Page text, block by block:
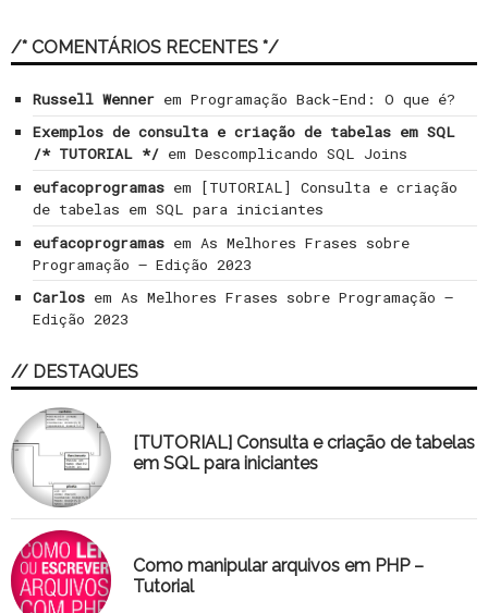
/* COMENTÁRIOS RECENTES */
Russell Wenner em Programação Back-End: O que é?
Exemplos de consulta e criação de tabelas em SQL
/* TUTORIAL */ em Descomplicando SQL Joins
eufacoprogramas em
[TUTORIAL] Consulta e criação
de tabelas em SQL para iniciantes
eufacoprogramas em As Melhores Frases sobre
Programação – Edição 2023
Carlos em As Melhores Frases sobre Programação –
Edição 2023
// DESTAQUES
[TUTORIAL] Consulta e criação de tabelas
em SQL para iniciantes
Como manipular arquivos em PHP –
Tutorial